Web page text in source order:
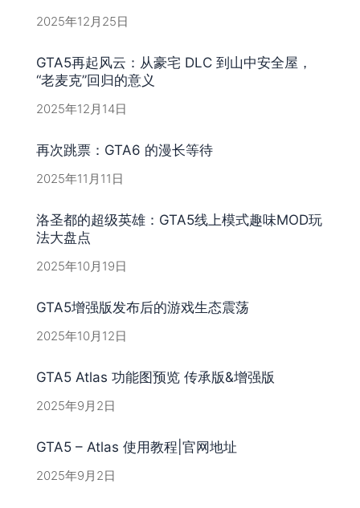
2025年12月25日
GTA5再起风云：从豪宅 DLC 到山中安全屋，
“老麦克”回归的意义
2025年12月14日
再次跳票：GTA6 的漫长等待
2025年11月11日
洛圣都的超级英雄：GTA5线上模式趣味MOD玩
法大盘点
2025年10月19日
GTA5增强版发布后的游戏生态震荡
2025年10月12日
GTA5 Atlas 功能图预览 传承版&增强版
2025年9月2日
GTA5 – Atlas 使用教程|官网地址
2025年9月2日